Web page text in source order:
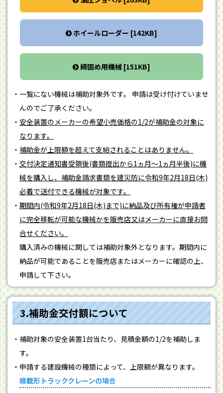
ホイールローダー [142KB]
締固め用機械 [151KB]
一覧にない機械は補助対象外です。 申請は受け付けていませ
んのでご了承ください。
安全装置のメーカーの希望小売価格の1/2が補助金の対象に
なります。
補助金が上限額を超えて支給されることはありません。
交付決定通知書受領後(書類提出から1ヵ月～1ヵ月半後)に機
械を購入し、補助金請求書類を建災防に令和9年2月18日(木)
必着で送付できる機械が対象です。
期間内(令和9年2月18日(木)まで)に納品及び所有権が申請者
に完全移転が可能な機械かを販売店又はメーカーに直接お問
合せください。
購入済みの機械に関しては補助対象外となります。期間内に
納品が可能であることを販売店またはメーカーに確認の上、
申請して下さい。
3.補助金交付額について
補助対象の安全装置1台当たり、見積金額の1/2を補助しま
す。
申請する建設機械の種類によって、上限額が異なります。
積載形トラッククレーンの場合